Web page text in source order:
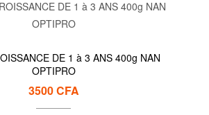
DE 1 à 3 ANS 400g NAN
OPTIPRO
3500CFA